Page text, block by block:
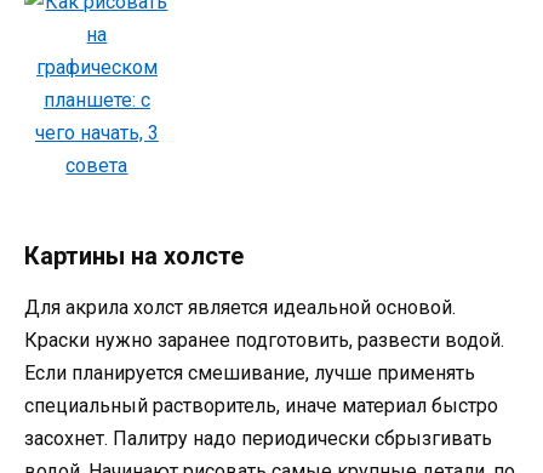
Картины на холсте
Для акрила холст является идеальной основой.
Краски нужно заранее подготовить, развести водой.
Если планируется смешивание, лучше применять
специальный растворитель, иначе материал быстро
засохнет. Палитру надо периодически сбрызгивать